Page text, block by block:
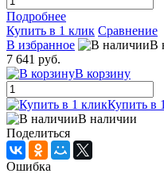
Подробнее
Купить в 1 клик Сравнение
В избранное
В
7 641 руб.
В корзину
Купить в
В наличии
Поделиться
Ошибка